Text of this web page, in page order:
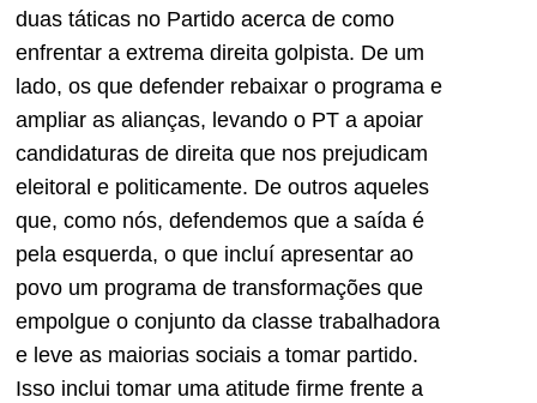
duas táticas no Partido acerca de como
enfrentar a extrema direita golpista. De um
lado, os que defender rebaixar o programa e
ampliar as alianças, levando o PT a apoiar
candidaturas de direita que nos prejudicam
eleitoral e politicamente. De outros aqueles
que, como nós, defendemos que a saída é
pela esquerda, o que incluí apresentar ao
povo um programa de transformações que
empolgue o conjunto da classe trabalhadora
e leve as maiorias sociais a tomar partido.
Isso inclui tomar uma atitude firme frente a